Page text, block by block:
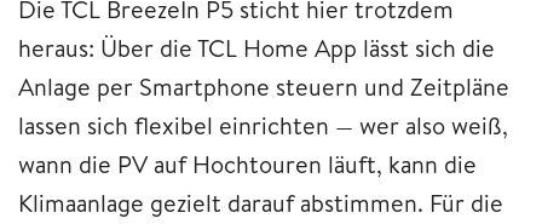
Die TCL BreezeIn P5 sticht hier trotzdem
heraus: Über die TCL Home App lässt sich die
Anlage per Smartphone steuern und Zeitpläne
lassen sich flexibel einrichten — wer also weiß,
wann die PV auf Hochtouren läuft, kann die
Klimaanlage gezielt darauf abstimmen. Für die